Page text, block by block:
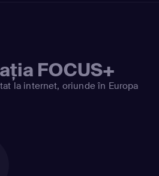
FOCUS+
la internet, oriunde în Europa